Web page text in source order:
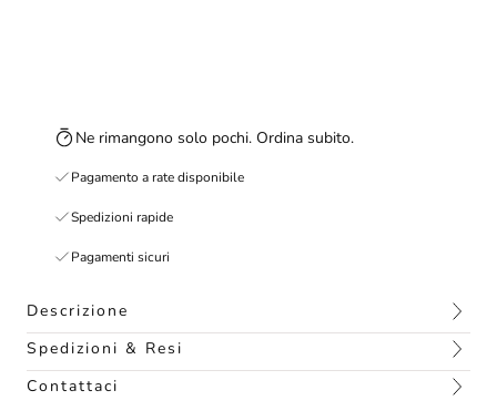
Ne rimangono solo pochi. Ordina subito.
Pagamento a rate disponibile
Spedizioni rapide
Pagamenti sicuri
Descrizione
Spedizioni & Resi
Contattaci